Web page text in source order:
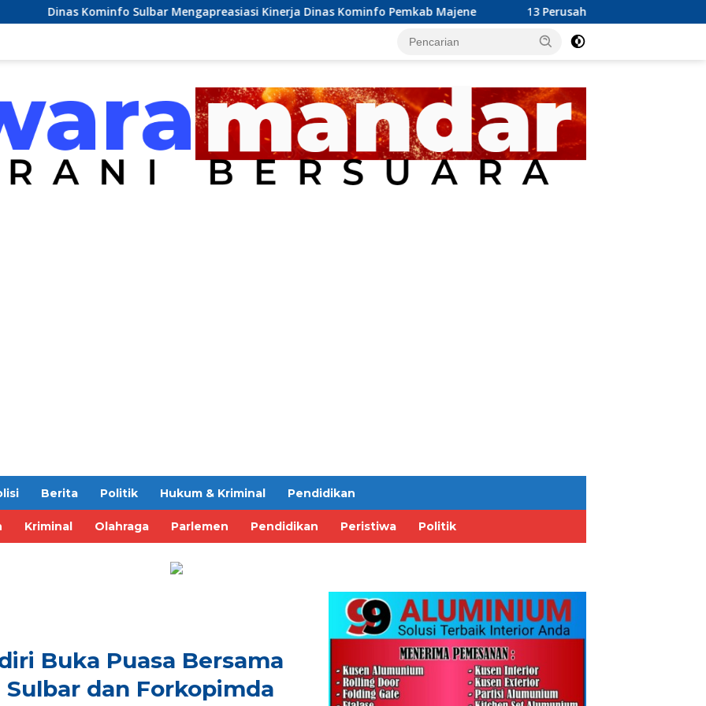
Sulbar Mengapreasiasi Kinerja Dinas Kominfo Pemkab Majene 13 Perusahaan Pabrik Kelapa Sawit (PKS) yang
Berita Politik Hukum & Kriminal Pendidikan
Kriminal Olahraga Parlemen Pendidikan Peristiwa Politik
Buka Puasa Bersama
dan Forkopimda